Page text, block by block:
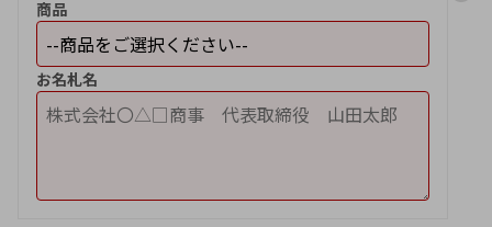
商品
お名札名